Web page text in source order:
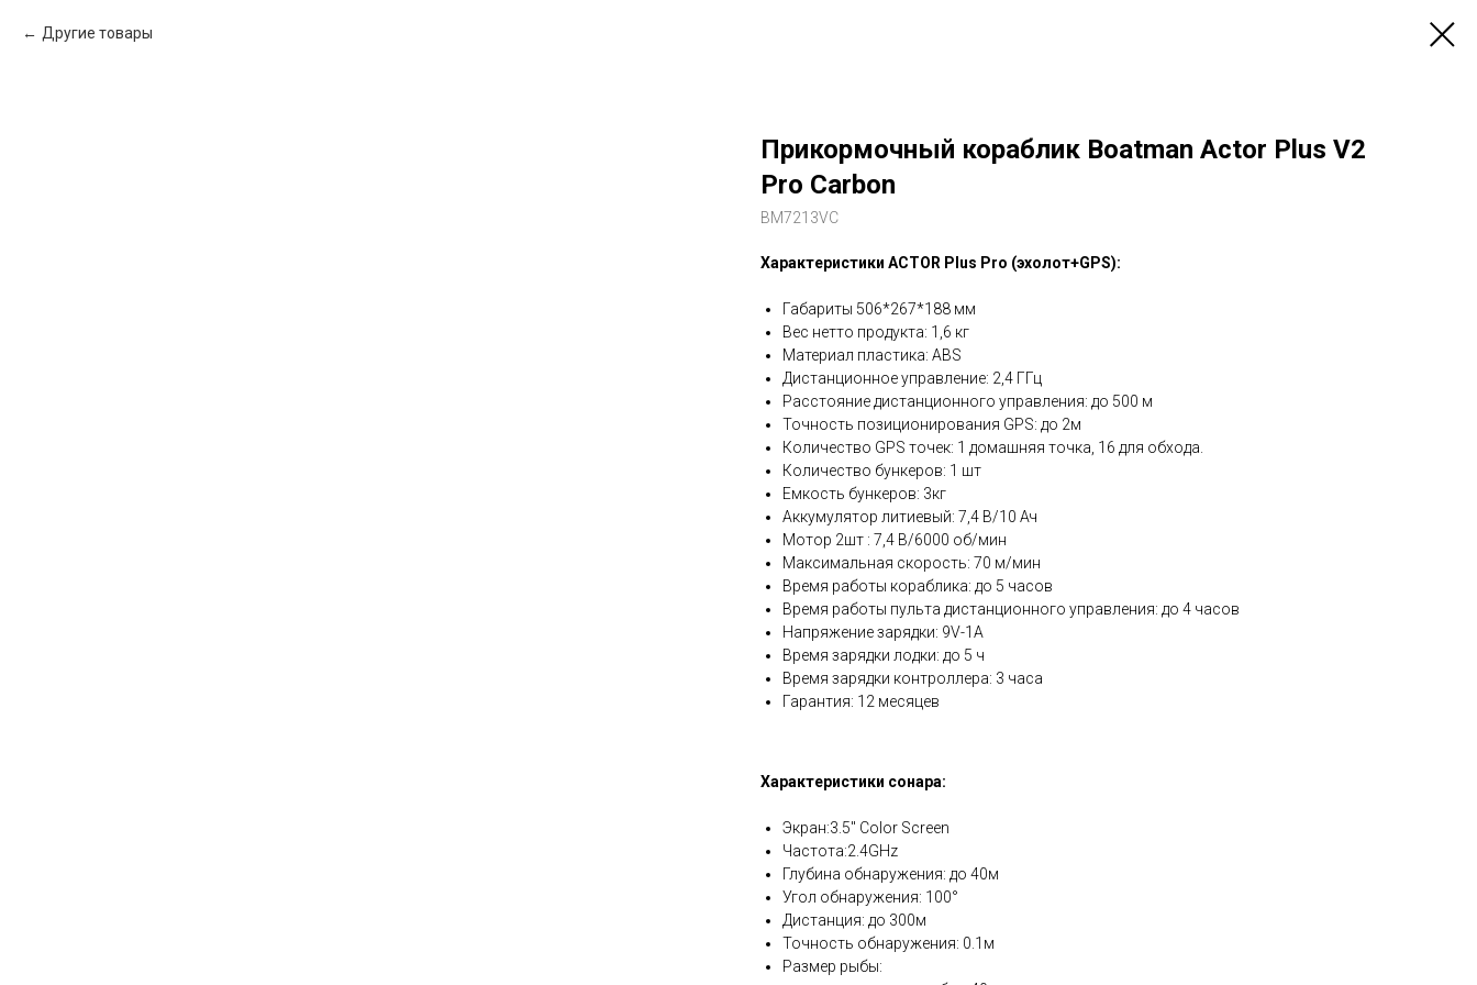
Другие товары
Прикормочный кораблик Boatman Actor Plus V2
Pro Carbon
BM7213VC
Характеристики ACTOR Plus Pro (эхолот+GPS):
Габариты 506*267*188 мм
Вес нетто продукта: 1,6 кг
Материал пластика: ABS
Дистанционное управление: 2,4 ГГц
Расстояние дистанционного управления: до 500 м
Точность позиционирования GPS: до 2м
Количество GPS точек: 1 домашняя точка, 16 для обхода.
Количество бункеров: 1 шт
Емкость бункеров: 3кг
Аккумулятор литиевый: 7,4 В/10 Ач
Мотор 2шт : 7,4 В/6000 об/мин
Максимальная скорость: 70 м/мин
Время работы кораблика: до 5 часов
Время работы пульта дистанционного управления: до 4 часов
Напряжение зарядки: 9V-1A
Время зарядки лодки: до 5 ч
Время зарядки контроллера: 3 часа
Гарантия: 12 месяцев
Характеристики сонара:
Экран:3.5" Color Screen
Частота:2.4GHz
Глубина обнаружения: до 40м
Угол обнаружения: 100°
Дистанция: до 300м
Точность обнаружения: 0.1м
Размер рыбы: